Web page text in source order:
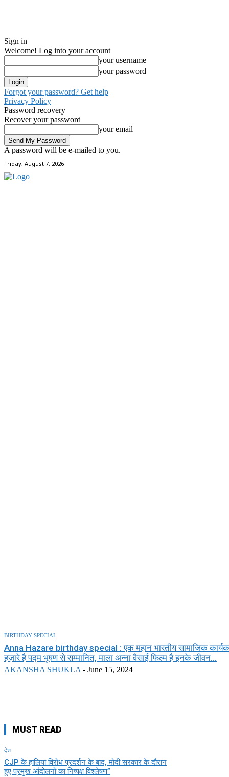
Sign in
Welcome! Log into your account
your username
your password
Forgot your password? Get help
Privacy Policy
Password recovery
Recover your password
your email
A password will be e-mailed to you.
Friday, August 7, 2026
BIRTHDAY SPECIAL
Anna Hazare birthday special : एक महान भारतीय सामाजिक
हज़ारे है पद्म भूषण से सम्मानित, माला अन्ना वैसाई फिल्म है इनके जीवन...
AKANSHA SHUKLA - June 15, 2024
MUST READ
देश
CJP के हालिया विरोध प्रदर्शन के बाद, मोदी सरकार के दौरान
हुए प्रमुख आंदोलनों का निष्पक्ष विश्लेषण”